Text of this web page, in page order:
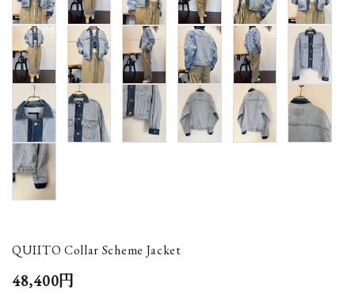
QUIITO Collar Scheme Jacket
48,400円